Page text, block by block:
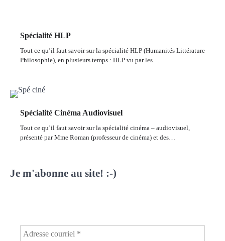
Spécialité HLP
Tout ce qu’il faut savoir sur la spécialité HLP (Humanités Littérature
Philosophie), en plusieurs temps : HLP vu par les…
Spécialité Cinéma Audiovisuel
Tout ce qu’il faut savoir sur la spécialité cinéma – audiovisuel,
présenté par Mme Roman (professeur de cinéma) et des…
Je m'abonne au site! :-)